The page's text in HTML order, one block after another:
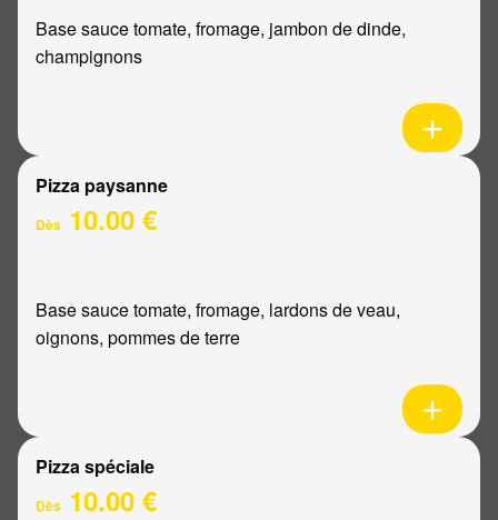
Base sauce tomate, fromage, jambon de dinde,
champignons
Pizza paysanne
Dès 10.00 €
Base sauce tomate, fromage, lardons de veau,
oignons, pommes de terre
Pizza spéciale
Dès 10.00 €